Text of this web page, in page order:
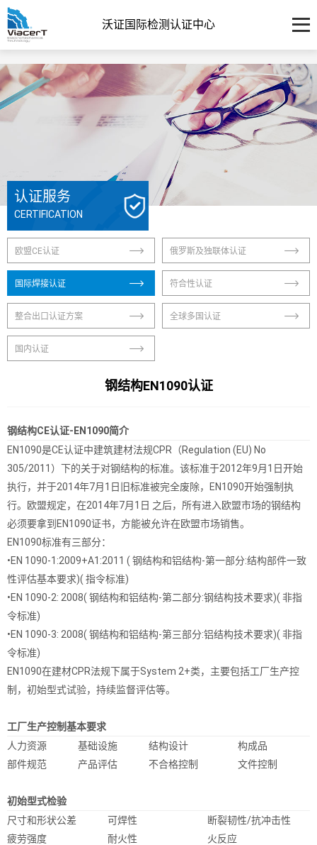
沃证国际检测认证中心
认证服务
CERTIFICATION
欧盟CE认证 俄罗斯及独联体认证
国际焊接认证 符合性认证
整合出口认证方案 全球多国认证
国内认证
钢结构EN1090认证
钢结构CE认证-EN1090简介
EN1090是CE认证中建筑建材法规CPR（Regulation (EU) No
305/2011）下的关于对钢结构的标准。该标准于2012年9月1日开始
执行，并于2014年7月1日旧标准被完全废除，EN1090开始强制执
行。欧盟规定，在2014年7月1日 之后，所有进入欧盟市场的钢结构
必须要拿到EN1090证书，方能被允许在欧盟市场销售。
EN1090标准有三部分：
•EN 1090-1:2009+A1:2011 ( 钢结构和铝结构-第一部分:结构部件一致
性评估基本要求)( 指令标准)
•EN 1090-2: 2008( 钢结构和铝结构-第二部分:钢结构技术要求)( 非指
令标准)
•EN 1090-3: 2008( 钢结构和铝结构-第三部分:铝结构技术要求)( 非指
令标准)
EN1090在建材CPR法规下属于System 2+类，主要包括工厂生产控
制，初始型式试验，持续监督评估等。
工厂生产控制基本要求
人力资源
基础设施 结构设计
构成品
部件规范
产品评估 不合格控制 文件控制
初始型式检验
尺寸和形状公差
可焊性
断裂韧性/抗冲击性
疲劳强度
耐火性
火反应